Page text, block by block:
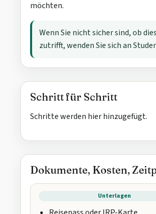
möchten.
Wenn Sie nicht sicher sind, ob
zutrifft, wenden Sie sich an
Schritt für Schritt
Schritte werden hier hinzugefügt.
Dokumente, Kosten,
Unterlagen